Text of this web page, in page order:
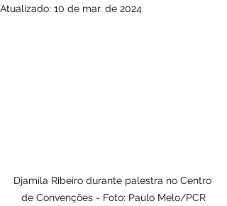
Atualizado: 10 de mar. de 2024
Djamila Ribeiro durante palestra no Centro
de Convenções - Foto: Paulo Melo/PCR